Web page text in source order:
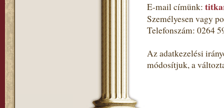
E-mail címünk:
Személyesen vagy
Telefonszám: 0264
Az adatkezelési
módosítjuk, a